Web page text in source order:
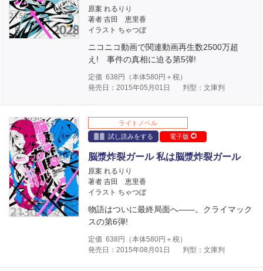
原案 れるりり
著者 吉田 恵里香
イラスト ちゃつぼ
ニコニコ動画で関連動画再生数2500万超
え! 事件の真相に迫る第5弾!
定価 638 円（本体580円＋税）
発売日：2015年05月01日
判型：文庫判
ライトノベル
試し読みをする
電子版
脳漿炸裂ガール 私は脳漿炸裂ガール
原案 れるりり
著者 吉田 恵里香
イラスト ちゃつぼ
物語はついに最終局面へ――。クライマック
スの第6弾!
定価 638 円（本体580円＋税）
発売日：2015年08月01日
判型：文庫判